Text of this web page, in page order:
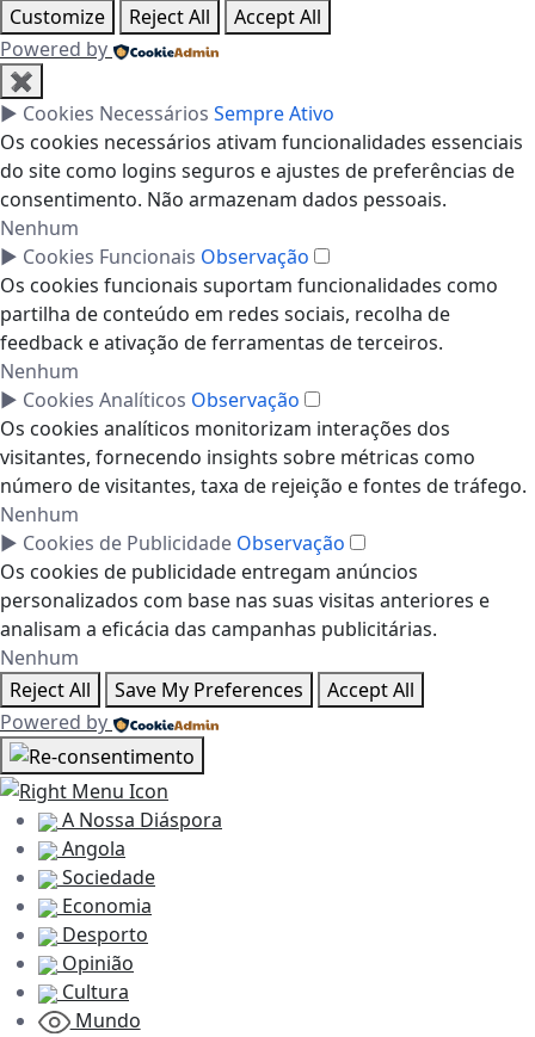
Customize
Reject All
Accept All
Powered by
✖
► Cookies Necessários Sempre Ativo
Os cookies necessários ativam funcionalidades essenciais
do site como logins seguros e ajustes de preferências de
consentimento. Não armazenam dados pessoais.
Nenhum
► Cookies Funcionais Observação
Os cookies funcionais suportam funcionalidades como
partilha de conteúdo em redes sociais, recolha de
feedback e ativação de ferramentas de terceiros.
Nenhum
► Cookies Analíticos Observação
Os cookies analíticos monitorizam interações dos
visitantes, fornecendo insights sobre métricas como
número de visitantes, taxa de rejeição e fontes de tráfego.
Nenhum
► Cookies de Publicidade Observação
Os cookies de publicidade entregam anúncios
personalizados com base nas suas visitas anteriores e
analisam a eficácia das campanhas publicitárias.
Nenhum
Reject All
Save My Preferences
Accept All
Powered by
A Nossa Diáspora
Angola
Sociedade
Economia
Desporto
Opinião
Cultura
Mundo